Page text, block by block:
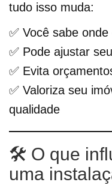
tudo isso muda:
✅ Você sabe
✅ Pode ajustar
✅ Evita
✅ Valoriza seu
qualidade
🛠️ O que
uma